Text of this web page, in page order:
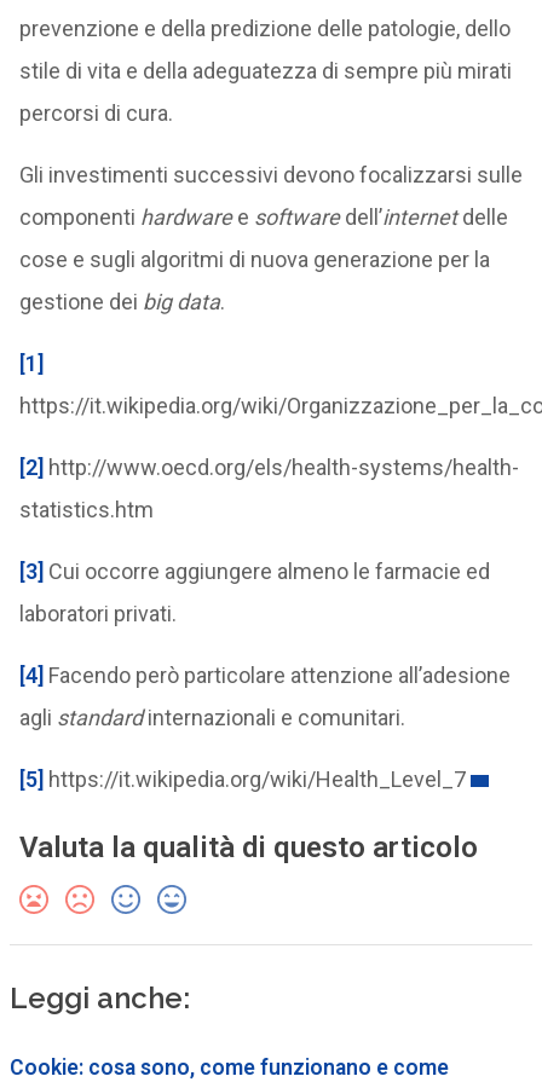
prevenzione e della predizione delle patologie, dello
stile di vita e della adeguatezza di sempre più mirati
percorsi di cura.
Gli investimenti successivi devono focalizzarsi sulle
componenti hardwaree softwaredell’internetdelle
cose e sugli algoritmi di nuova generazione per la
gestione dei big data.
[1]
https://it.wikipedia.org/wiki/
[2] http://www.oecd.org/els/health-systems/health-
statistics.htm
[3] Cui occorre aggiungere almeno le farmacie ed
laboratori privati.
[4] Facendo però particolare attenzione all’adesione
agli standardinternazionali e comunitari.
[5] https://it.wikipedia.org/wiki/Health_Level_7
Valuta la qualità di questo articolo
Leggi anche:
Cookie: cosa sono, come funzionano e come